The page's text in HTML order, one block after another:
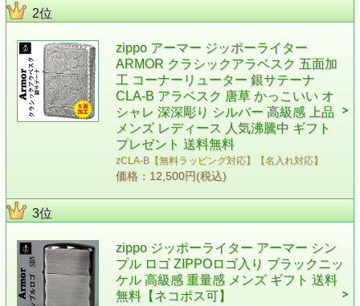
2位
zippo アーマー ジッポーライター
ARMOR クラシックアラベスク 五面加
工 コーナーリューター 銀サテーナ
CLA-B アラベスク 唐草 かっこいい オ
シャレ 深深彫り シルバー 高級感 上品
メンズ レディース 人気沸騰中 ギフト
プレゼント 送料無料
zCLA-B【無料ラッピング対応】【名入れ対応】
価格：12,500円(税込)
3位
zippo ジッポーライター アーマー シン
プル ロゴ ZIPPOロゴ入り ブラックニッ
ケル 高級感 重量感 メンズ ギフト 送料
無料【ネコポス可】